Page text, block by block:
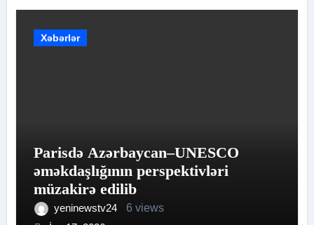
Xəbərlər
Parisdə Azərbaycan–UNESCO
əməkdaşlığının perspektivləri
müzakirə edilib
yeninewstv24
6 views